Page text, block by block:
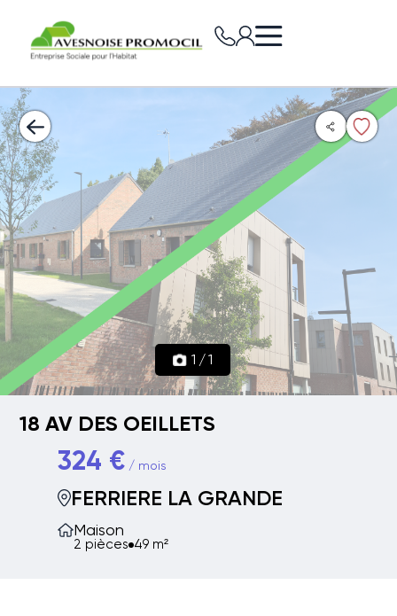
1 /1
18 AV DES OEILLETS
324 €/ mois
FERRIERE LA GRANDE
Maison
2 pièces 49 m²